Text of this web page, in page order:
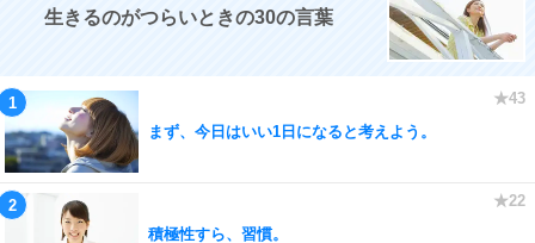
生きるのがつらいときの30の言葉
まず、今日はいい1日になると考えよう。
積極性すら、習慣。